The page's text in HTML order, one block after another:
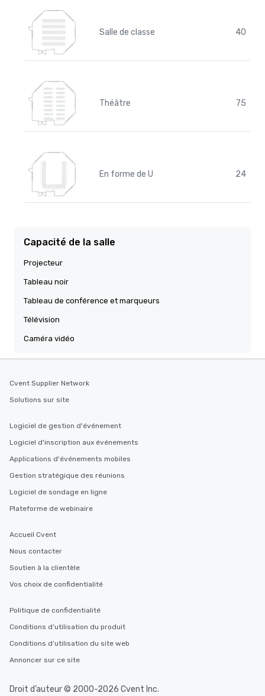
Salle de classe 40
Théâtre 75
En forme de U 24
Capacité de la salle
Projecteur
Tableau noir
Tableau de conférence et marqueurs
Télévision
Caméra vidéo
Cvent Supplier Network
Solutions sur site
Logiciel de gestion d'événement
Logiciel d'inscription aux événements
Applications d'événements mobiles
Gestion stratégique des réunions
Logiciel de sondage en ligne
Plateforme de webinaire
Accueil Cvent
Nous contacter
Soutien à la clientèle
Vos choix de confidentialité
Politique de confidentialité
Conditions d’utilisation du produit
Conditions d’utilisation du site web
Annoncer sur ce site
Droit d’auteur © 2000-2026 Cvent Inc.